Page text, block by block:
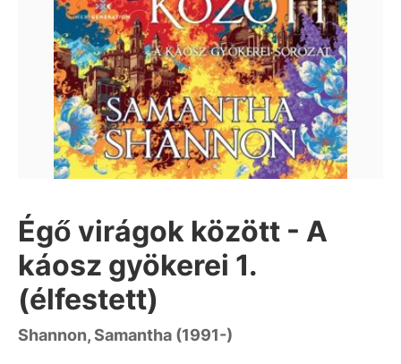
Égő virágok között - A
káosz gyökerei 1.
(élfestett)
Shannon, Samantha (1991-)